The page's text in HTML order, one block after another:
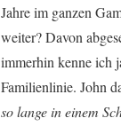
Jahre im ganzen
weiter? Davon
immerhin kenne ich
Familienlinie. John
so lange in einem